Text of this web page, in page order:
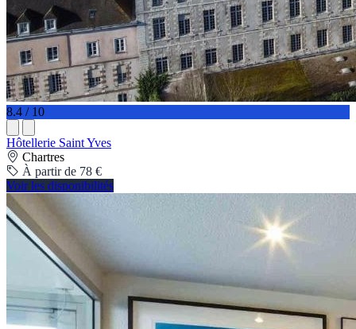
8.4 / 10
Hôtellerie Saint Yves
Chartres
À partir de 78 €
Voir les disponibilités